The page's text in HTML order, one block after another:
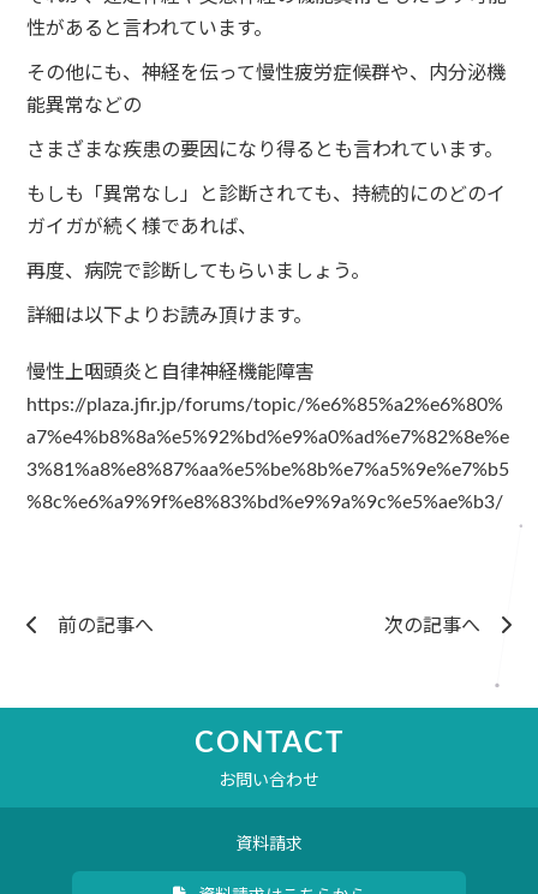
性があると言われています。
その他にも、神経を伝って慢性疲労症候群や、内分泌機
能異常などの
さまざまな疾患の要因になり得るとも言われています。
もしも「異常なし」と診断されても、持続的にのどのイ
ガイガが続く様であれば、
再度、病院で診断してもらいましょう。
詳細は以下よりお読み頂けます。
慢性上咽頭炎と自律神経機能障害
https://plaza.jfir.jp/forums/topic/%e6%85%a2%e6%80%
a7%e4%b8%8a%e5%92%bd%e9%a0%ad%e7%82%8e%e
3%81%a8%e8%87%aa%e5%be%8b%e7%a5%9e%e7%b5
%8c%e6%a9%9f%e8%83%bd%e9%9a%9c%e5%ae%b3/
前の記事へ 次の記事へ
CONTACT
お問い合わせ
資料請求